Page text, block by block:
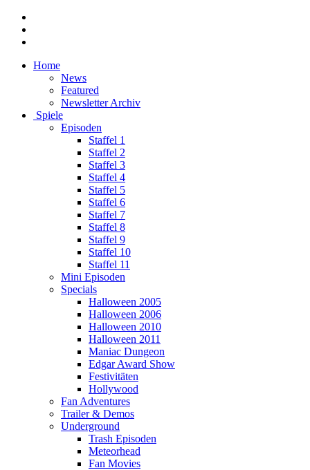
Home
News
Featured
Newsletter Archiv
Spiele
Episoden
Staffel 1
Staffel 2
Staffel 3
Staffel 4
Staffel 5
Staffel 6
Staffel 7
Staffel 8
Staffel 9
Staffel 10
Staffel 11
Mini Episoden
Specials
Halloween 2005
Halloween 2006
Halloween 2010
Halloween 2011
Maniac Dungeon
Edgar Award Show
Festivitäten
Hollywood
Fan Adventures
Trailer & Demos
Underground
Trash Episoden
Meteorhead
Fan Movies